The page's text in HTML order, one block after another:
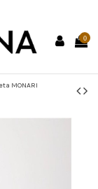
0
MONARI